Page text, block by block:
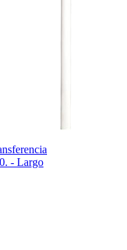
- Largo